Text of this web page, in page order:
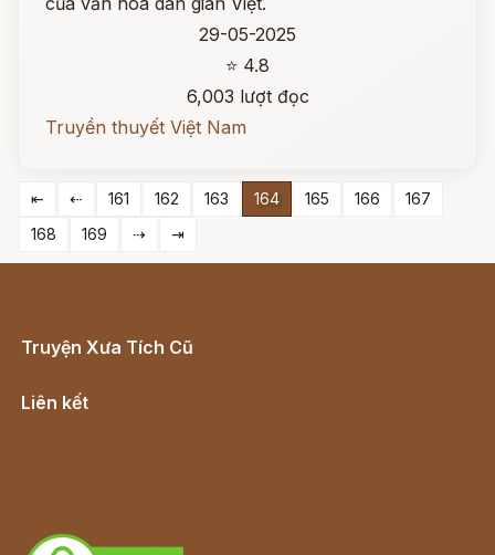
29-05-2025
⭐ 4.8
6,003 lượt đọc
Truyền thuyết Việt Nam
⇤ ⇠ 161 162 163 164 165 166
167
168
169 ⇢ ⇥
Truyện Xưa Tích Cũ
Liên kết